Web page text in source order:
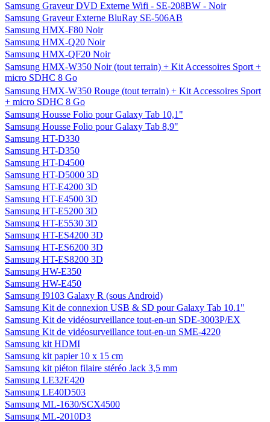
Samsung Graveur DVD Externe Wifi - SE-208BW - Noir
Samsung Graveur Externe BluRay SE-506AB
Samsung HMX-F80 Noir
Samsung HMX-Q20 Noir
Samsung HMX-QF20 Noir
Samsung HMX-W350 Noir (tout terrain) + Kit Accessoires Sport +
micro SDHC 8 Go
Samsung HMX-W350 Rouge (tout terrain) + Kit Accessoires Sport
+ micro SDHC 8 Go
Samsung Housse Folio pour Galaxy Tab 10,1"
Samsung Housse Folio pour Galaxy Tab 8,9"
Samsung HT-D330
Samsung HT-D350
Samsung HT-D4500
Samsung HT-D5000 3D
Samsung HT-E4200 3D
Samsung HT-E4500 3D
Samsung HT-E5200 3D
Samsung HT-E5530 3D
Samsung HT-ES4200 3D
Samsung HT-ES6200 3D
Samsung HT-ES8200 3D
Samsung HW-E350
Samsung HW-E450
Samsung I9103 Galaxy R (sous Android)
Samsung Kit de connexion USB & SD pour Galaxy Tab 10.1"
Samsung Kit de vidéosurveillance tout-en-un SDE-3003P/EX
Samsung Kit de vidéosurveillance tout-en-un SME-4220
Samsung kit HDMI
Samsung kit papier 10 x 15 cm
Samsung kit piéton filaire stéréo Jack 3,5 mm
Samsung LE32E420
Samsung LE40D503
Samsung ML-1630/SCX4500
Samsung ML-2010D3